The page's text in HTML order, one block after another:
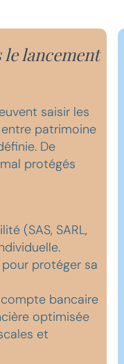
lancement
saisir les
patrimoine
De
protégés
(SAS, SARL,
protéger sa
bancaire
optimisée
et